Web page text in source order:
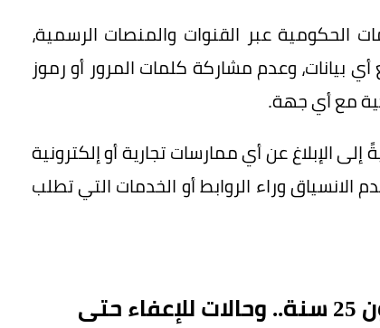
الحكومية عبر القنوات والمنصات الرسمية،
بيانات، وعدم مشاركة كلمات المرور أو رموز
مع أي جهة.
الإبلاغ عن أي ممارسات تجارية أو إلكترونية
وراء الروابط أو الخدمات التي تطلب
نظام إيرادات الدولة: تمكين تقسيط الديون 25 سنة.. وحالات للإعفاء حتى